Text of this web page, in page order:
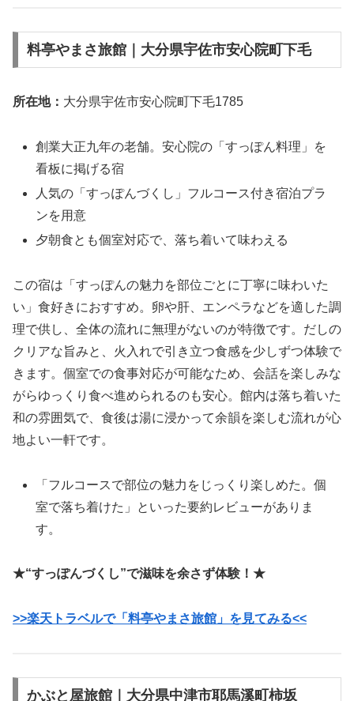
料亭やまさ旅館｜大分県宇佐市安心院町下毛
所在地： 大分県宇佐市安心院町下毛1785
創業大正九年の老舗。安心院の「すっぽん料理」を
看板に掲げる宿
人気の「すっぽんづくし」フルコース付き宿泊プラ
ンを用意
夕朝食とも個室対応で、落ち着いて味わえる
この宿は「すっぽんの魅力を部位ごとに丁寧に味わいた
い」食好きにおすすめ。卵や肝、エンペラなどを適した調
理で供し、全体の流れに無理がないのが特徴です。だしの
クリアな旨みと、火入れで引き立つ食感を少しずつ体験で
きます。個室での食事対応が可能なため、会話を楽しみな
がらゆっくり食べ進められるのも安心。館内は落ち着いた
和の雰囲気で、食後は湯に浸かって余韻を楽しむ流れが心
地よい一軒です。
「フルコースで部位の魅力をじっくり楽しめた。個
室で落ち着けた」といった要約レビューがありま
す。
★“すっぽんづくし”で滋味を余さず体験！★
>>楽天トラベルで「料亭やまさ旅館」を見てみる<<
かぶと屋旅館｜大分県中津市耶馬溪町柿坂